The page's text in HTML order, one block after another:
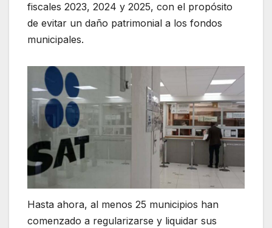
fiscales 2023, 2024 y 2025, con el propósito
de evitar un daño patrimonial a los fondos
municipales.
Hasta ahora, al menos 25 municipios han
comenzado a regularizarse y liquidar sus